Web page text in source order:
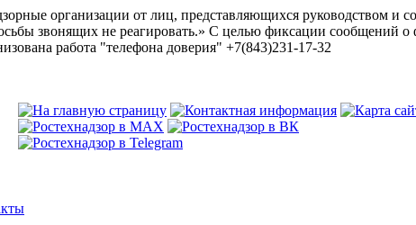
организации от лиц, представляющихся руководством и
звонящих не реагировать.» С целью фиксации сообщений о
работа "телефона доверия" +7(843)231-17-32